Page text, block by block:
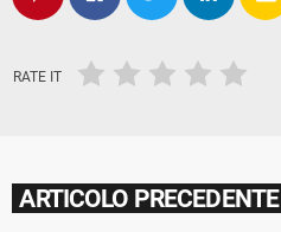
RATE IT
ARTICOLO PRECEDENTE